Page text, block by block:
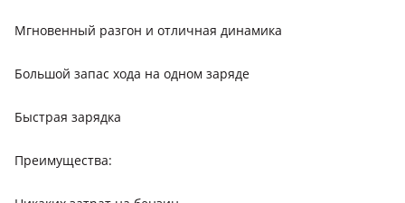
Мгновенный разгон и отличная динамика
Большой запас хода на одном заряде
Быстрая зарядка
Преимущества: